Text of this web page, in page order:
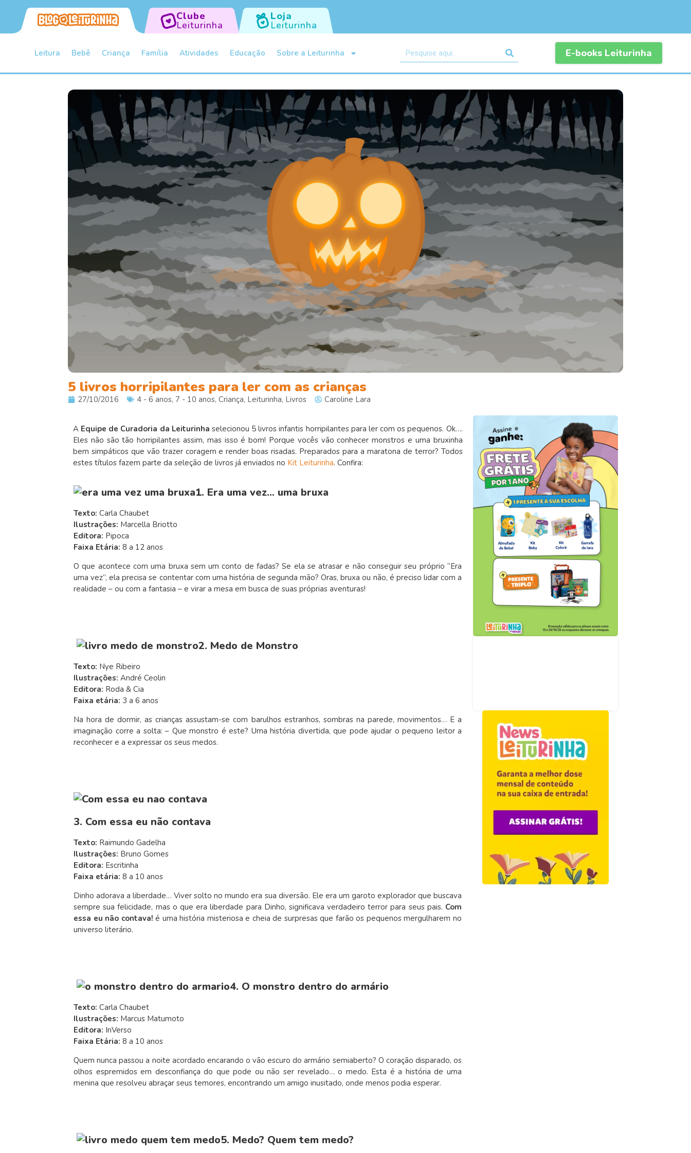
Clube
Leiturinha
Loja
Leiturinha
Leitura Bebê Criança Família Atividades Educação Sobre a Leiturinha E-books Leiturinha
5 livros horripilantes para ler com as crianças
27/10/2016 4 - 6 anos, 7 - 10 anos, Criança, Leiturinha, Livros Caroline Lara
A Equipe de Curadoria da Leiturinha selecionou 5 livros infantis horripilantes para ler com os pequenos. Ok….
Eles não são tão horripilantes assim, mas isso é bom! Porque vocês vão conhecer monstros e uma bruxinha
bem simpáticos que vão trazer coragem e render boas risadas. Preparados para a maratona de terror? Todos
estes títulos fazem parte da seleção de livros já enviados no Kit Leiturinha. Confira:
1. Era uma vez… uma bruxa
Texto: Carla Chaubet
Ilustrações: Marcella Briotto
Editora: Pipoca
Faixa Etária: 8 a 12 anos
O que acontece com uma bruxa sem um conto de fadas? Se ela se atrasar e não conseguir seu próprio “Era
uma vez”, ela precisa se contentar com uma história de segunda mão? Oras, bruxa ou não, é preciso lidar com a
realidade – ou com a fantasia – e virar a mesa em busca de suas próprias aventuras!
2. Medo de Monstro
Texto: Nye Ribeiro
Ilustrações: André Ceolin
Editora: Roda & Cia
Faixa etária: 3 a 6 anos
Na hora de dormir, as crianças assustam-se com barulhos estranhos, sombras na parede, movimentos… E a
imaginação corre a solta: – Que monstro é este? Uma história divertida, que pode ajudar o pequeno leitor a
reconhecer e a expressar os seus medos.
3. Com essa eu não contava
Texto: Raimundo Gadelha
Ilustrações: Bruno Gomes
Editora: Escritinha
Faixa etária: 8 a 10 anos
Dinho adorava a liberdade… Viver solto no mundo era sua diversão. Ele era um garoto explorador que buscava
sempre sua felicidade, mas o que era liberdade para Dinho, significava verdadeiro terror para seus pais. Com
essa eu não contava!é uma história misteriosa e cheia de surpresas que farão os pequenos mergulharem no
universo literário.
4. O monstro dentro do armário
Texto: Carla Chaubet
Ilustrações: Marcus Matumoto
Editora: InVerso
Faixa Etária: 8 a 10 anos
Quem nunca passou a noite acordado encarando o vão escuro do armário semiaberto? O coração disparado, os
olhos espremidos em desconfiança do que pode ou não ser revelado… o medo. Esta é a história de uma
menina que resolveu abraçar seus temores, encontrando um amigo inusitado, onde menos podia esperar.
5. Medo? Quem tem medo?